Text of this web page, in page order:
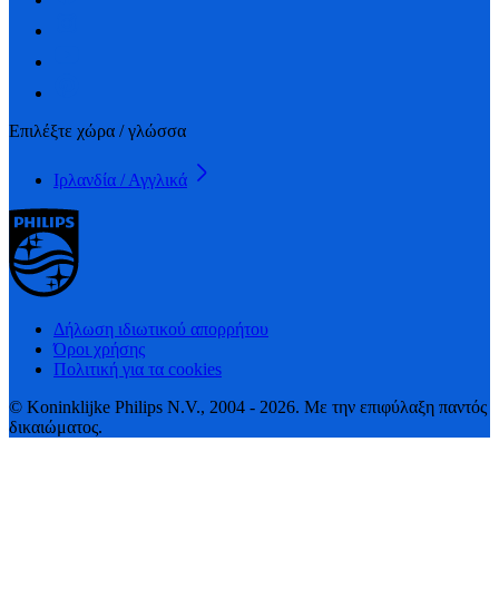
Επιλέξτε χώρα / γλώσσα
Ιρλανδία / Αγγλικά
Δήλωση ιδιωτικού απορρήτου
Όροι χρήσης
Πολιτική για τα cookies
© Koninklijke Philips N.V., 2004 - 2026. Με την επιφύλαξη παντός
δικαιώματος.